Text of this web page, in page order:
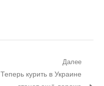
Далее
Следующий
Теперь курить в Украине